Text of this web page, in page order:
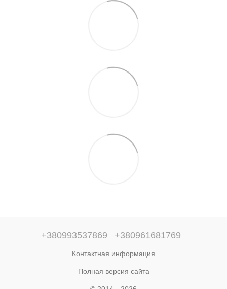
+380993537869 +380961681769
Контактная информация
Полная версия сайта